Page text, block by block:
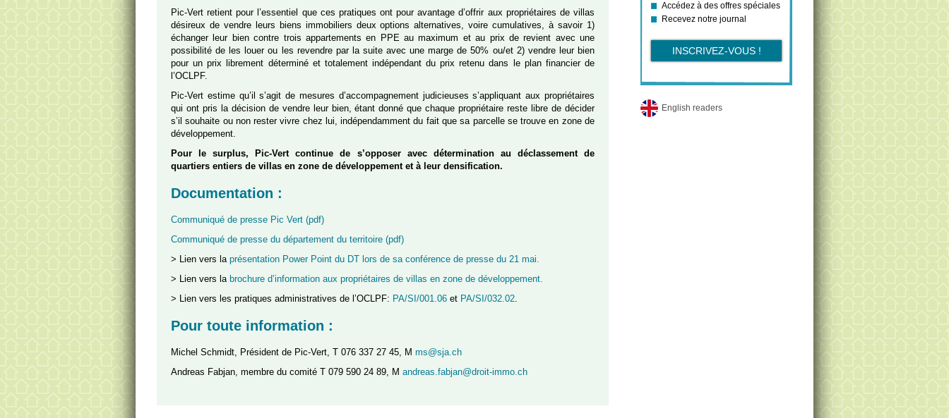
Pic-Vert retient pour l’essentiel que ces pratiques ont pour avantage d’offrir aux propriétaires de villas
désireux de vendre leurs biens immobiliers deux options alternatives, voire cumulatives, à savoir 1)
échanger leur bien contre trois appartements en PPE au maximum et au prix de revient avec une
possibilité de les louer ou les revendre par la suite avec une marge de 50% ou/et 2) vendre leur bien
pour un prix librement déterminé et totalement indépendant du prix retenu dans le plan financier de
l’OCLPF.
Pic-Vert estime qu’il s’agit de mesures d’accompagnement judicieuses s’appliquant aux propriétaires
qui ont pris la décision de vendre leur bien, étant donné que chaque propriétaire reste libre de décider
s’il souhaite ou non rester vivre chez lui, indépendamment du fait que sa parcelle se trouve en zone de
développement.
Pour le surplus, Pic-Vert continue de s’opposer avec détermination au déclassement de
quartiers entiers de villas en zone de développement et à leur densification.
Documentation :
Communiqué de presse Pic Vert (pdf)
Communiqué de presse du département du territoire (pdf)
> Lien vers la présentation Power Point du DT lors de sa conférence de presse du 21 mai.
> Lien vers la brochure d’information aux propriétaires de villas en zone de développement.
> Lien vers les pratiques administratives de l’OCLPF: PA/SI/001.06 et PA/SI/032.02.
Pour toute information :
Michel Schmidt, Président de Pic-Vert, T 076 337 27 45, M ms@sja.ch
Andreas Fabjan, membre du comité T 079 590 24 89, M andreas.fabjan@droit-immo.ch
Accédez à des offres spéciales
Recevez notre journal
INSCRIVEZ-VOUS !
English readers